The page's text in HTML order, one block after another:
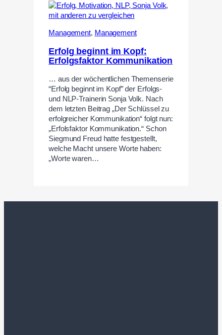
Management, Management
Erfolg beginnt im Kopf:
Erfolgsfaktor Kommunikation
… aus der wöchentlichen Themenserie
“Erfolg beginnt im Kopf” der Erfolgs-
und NLP-Trainerin Sonja Volk. Nach
dem letzten Beitrag „Der Schlüssel zu
erfolgreicher Kommunikation“ folgt nun:
„Erfolsfaktor Kommunikation.“ Schon
Siegmund Freud hatte festgestellt,
welche Macht unsere Worte haben:
„Worte waren…